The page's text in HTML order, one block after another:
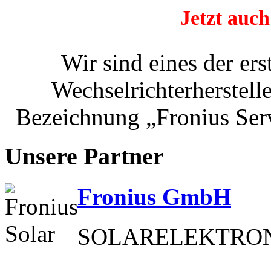
Jetzt
Wir sind eines der
Bezeichnung „Fronius
Unsere Partner
Fronius GmbH